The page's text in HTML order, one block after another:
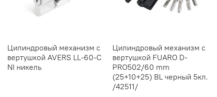
Цилиндровый механизм с
вертушкой AVERS LL-60-C
NI никель
Цилиндровый механизм с
вертушкой FUARO D-
PRO502/60 mm
(25+10+25) BL черный 5кл.
/42511/